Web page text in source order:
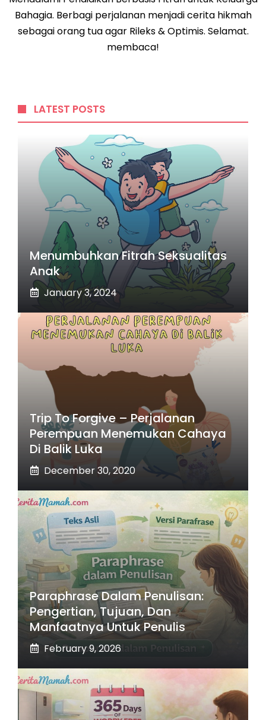
Bahagia. Berbagi perjalanan menjadi cerita hikmah
sebagai orang tua agar Rileks & Optimis. Selamat.
membaca!
LATEST POSTS
Menumbuhkan Fitrah Seksualitas
Anak
January 3, 2024
Trip To Forgive – Perjalanan
Perempuan Menemukan Cahaya
Di Balik Luka
December 30, 2020
Paraphrase Dalam Penulisan:
Pengertian, Tujuan, Dan
Manfaatnya Untuk Penulis
February 9, 2026